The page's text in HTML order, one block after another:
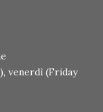
venerdì (Friday